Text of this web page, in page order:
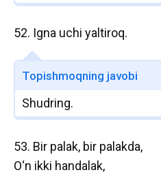
52. Igna uchi yaltiroq.
Topishmoqning javobi
Shudring.
53. Bir palak, bir palakda,
O‘n ikki handalak,